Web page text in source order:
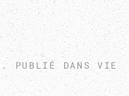
. PUBLIÉ DANSVIE